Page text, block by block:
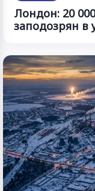
Лондон: 20
заподозрян в